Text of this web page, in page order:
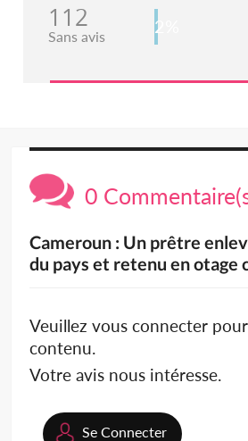
112
Sans avis 2%
0
Cameroun : Un prêtre
du pays et retenu en otage
Veuillez vous connecter
contenu.
Votre avis nous intéresse.
Se Connecter